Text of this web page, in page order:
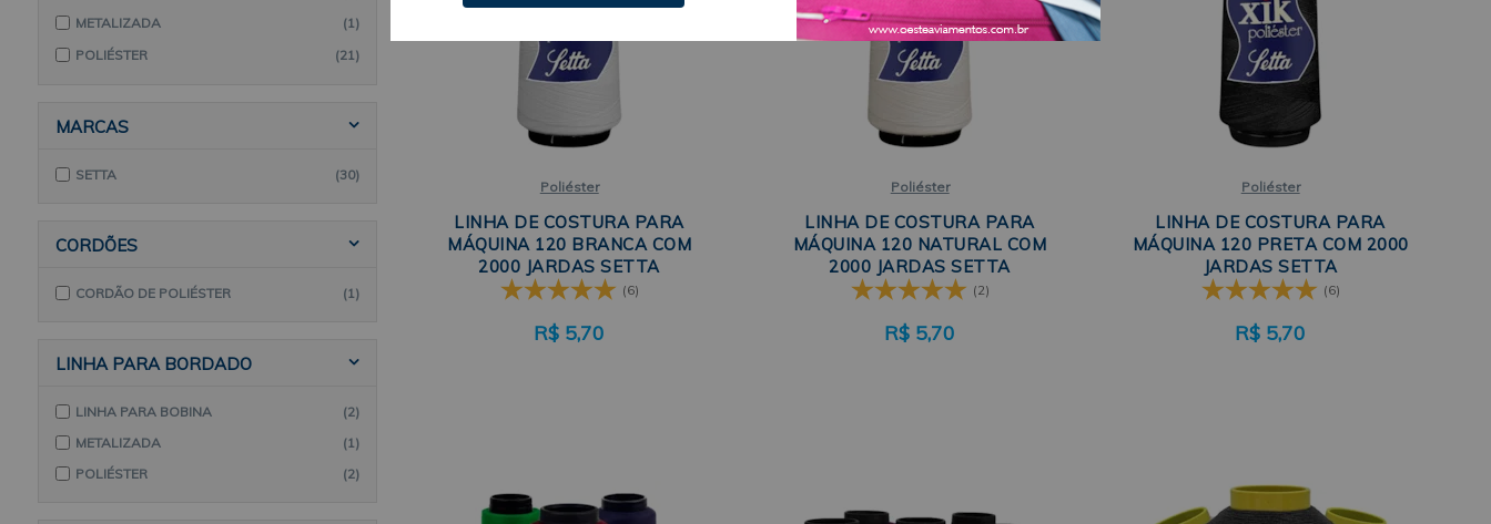
METALIZADA
(1)
POLIÉSTER
(21)
MARCAS
SETTA (30)
CORDÕES
CORDÃO DE POLIÉSTER (1)
LINHA PARA BORDADO
LINHA PARA BOBINA
(2)
METALIZADA
(1)
POLIÉSTER
(2)
Poliéster
LINHA DE COSTURA PARA
MÁQUINA 120 BRANCA COM
2000 JARDAS SETTA
(6)
R$ 5,70
Poliéster
LINHA DE COSTURA PARA
MÁQUINA 120 NATURAL COM
2000 JARDAS SETTA
(2)
R$ 5,70
Poliéster
LINHA DE COSTURA PARA
MÁQUINA 120 PRETA COM 2000
JARDAS SETTA
(6)
R$ 5,70